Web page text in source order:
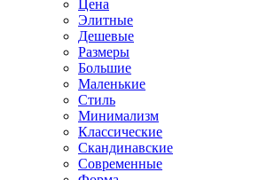
Цена
Элитные
Дешевые
Размеры
Большие
Маленькие
Стиль
Минимализм
Классические
Скандинавские
Современные